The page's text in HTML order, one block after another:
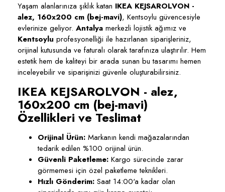
Yaşam alanlarınıza şıklık katan IKEA KEJSAROLVON -
alez, 160x200 cm (bej-mavi), Kentsoylu güvencesiyle
evlerinize geliyor. Antalya merkezli lojistik ağımız ve
Kentsoylu profesyonelliği ile hazırlanan siparişleriniz,
orijinal kutusunda ve faturalı olarak tarafınıza ulaştırılır. Hem
estetik hem de kaliteyi bir arada sunan bu tasarımı hemen
inceleyebilir ve siparişinizi güvenle oluşturabilirsiniz.
IKEA KEJSAROLVON - alez,
160x200 cm (bej-mavi)
Özellikleri ve Teslimat
Orijinal Ürün: Markanın kendi mağazalarından
tedarik edilen %100 orijinal ürün.
Güvenli Paketleme: Kargo sürecinde zarar
görmemesi için özel paketleme teknikleri.
Hızlı Gönderim: Saat 14:00'a kadar olan